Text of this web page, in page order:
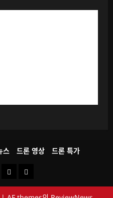
스 드론 영상 드론 특가
드
론
드
론